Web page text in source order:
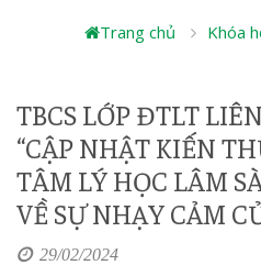
Trang chủ Khóa
TBCS LỚP ĐTLT
“CẬP NHẬT KIẾN
TÂM LÝ HỌC LÂM
VỀ SỰ NHẠY CẢM
29/02/2024